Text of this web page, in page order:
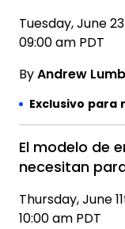
Tuesday, June
09:00 am PDT
By Andrew
Exclusivo para
El modelo de
necesitan
Thursday, June
10:00 am PDT